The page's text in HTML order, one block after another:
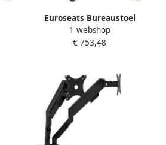
Euroseats Bureaustoel
Madrid
1 webshop
€ 753,48